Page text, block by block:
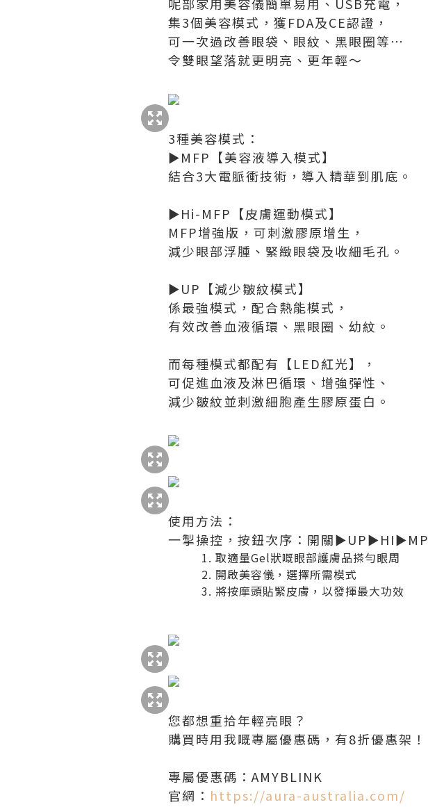
集3個美容模式，獲FDA及CE認證，
可一次過改善眼袋、眼紋、黑眼圈等⋯
令雙眼望落就更明亮、更年輕～
3種美容模式：
►MFP【美容液導入模式】
結合3大電脈衝技術，導入精華到肌底。
►Hi-MFP【皮膚運動模式】
MFP增強版，可刺激膠原增生，
減少眼部浮腫、緊緻眼袋及收細毛孔。
►UP【減少皺紋模式】
係最強模式，配合熱能模式，
有效改善血液循環、黑眼圈、幼紋。
而每種模式都配有【LED紅光】，
可促進血液及淋巴循環、增強彈性、
減少皺紋並刺激細胞產生膠原蛋白。
使用方法：
一掣操控，按鈕次序：開關►UP►HI►MP
取適量Gel狀嘅眼部護膚品搽勻眼周
開啟美容儀，選擇所需模式
將按摩頭貼緊皮膚，以發揮最大功效
您都想重拾年輕亮眼？
購買時用我嘅專屬優惠碼，有8折優惠架！
專屬優惠碼：AMYBLINK
官網： https://aura-australia.com/